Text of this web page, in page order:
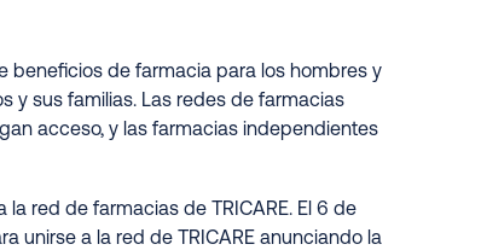
beneficios de farmacia para los hombres y
y sus familias. Las redes de farmacias
acceso, y las farmacias independientes
red de farmacias de TRICARE. El 6 de
unirse a la red de TRICARE anunciando la